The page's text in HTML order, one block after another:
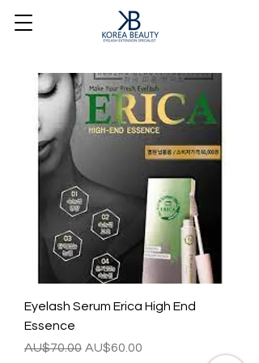
Eyelash Serum Erica High End
Essence
일반가
AU$70.00 할인가
AU$60.00